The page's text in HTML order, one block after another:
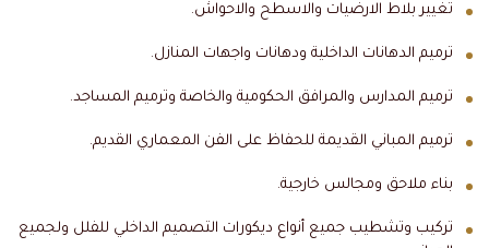
تغيير بلاط الارضيات والاسطح والاحواش.
ترميم الدهانات الداخلية ودهانات واجهات المنازل.
ترميم المدارس والمرافق الحكومية والخاصة وترميم المساجد.
ترميم المباني القديمة للحفاظ على الفن المعماري القديم.
بناء ملاحق ومجالس خارجية.
تركيب وتشطيب جميع أنواع ديكورات التصميم الداخلي للفلل ولجميع